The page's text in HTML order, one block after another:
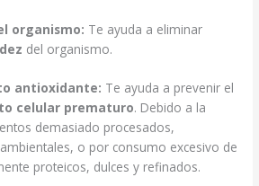
organismo: Te ayuda a eliminar
del organismo.
antioxidante: Te ayuda a prevenir el
celular prematuro. Debido a la
demasiado procesados,
o por consumo excesivo de
proteicos, dulces y refinados.